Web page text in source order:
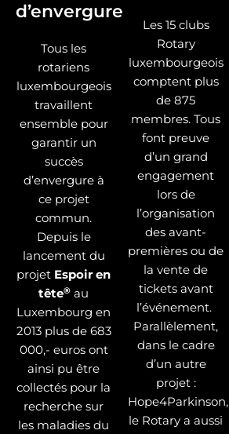
d’envergure
Tous les
rotariens
luxembourgeois
travaillent
ensemble pour
garantir un
succès
d’envergure à
ce projet
commun.
Depuis le
lancement du
projet Espoir en
tête® au
Luxembourg en
2013 plus de 683
000,- euros ont
ainsi pu être
collectés pour la
recherche sur
les maladies du
Les 15 clubs
Rotary
luxembourgeois
comptent plus
de 875
membres. Tous
font preuve
d’un grand
engagement
lors de
l’organisation
des avant-
premières ou de
la vente de
tickets avant
l’événement.
Parallèlement,
dans le cadre
d’un autre
projet :
Hope4Parkinson,
le Rotary a aussi